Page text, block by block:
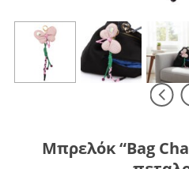
Μπρελόκ “Bag